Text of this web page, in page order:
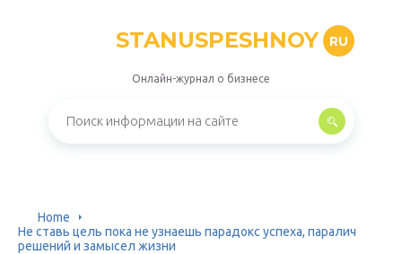
STANUSPESHNOY RU
Онлайн-журнал о бизнесе
Home
Не ставь цель пока не узнаешь парадокс успеха, паралич
решений и замысел жизни